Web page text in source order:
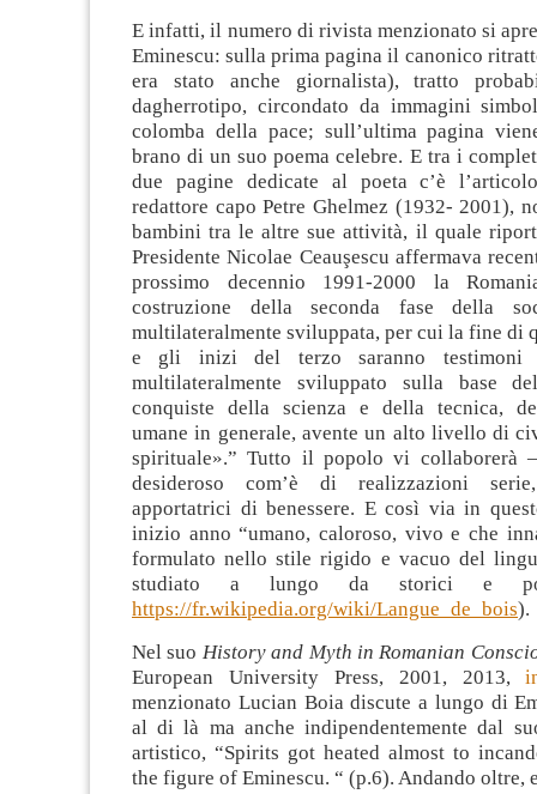
E infatti, il numero di rivista menzionato si
Eminescu: sulla prima pagina il canonico
era stato anche giornalista), tratto
dagherrotipo, circondato da immagini
colomba della pace; sull’ultima pagina
brano di un suo poema celebre. E tra i
due pagine dedicate al poeta c’è
redattore capo Petre Ghelmez (1932- 2001),
bambini tra le altre sue attività, il quale
Presidente Nicolae Ceauşescu affermava
prossimo decennio 1991-2000 la
costruzione della seconda fase della
multilateralmente sviluppata, per cui la fine di
e gli inizi del terzo saranno testimoni
multilateralmente sviluppato sulla base
conquiste della scienza e della tecnica,
umane in generale, avente un alto livello di
spirituale».” Tutto il popolo vi collaborerà
desideroso com’è di realizzazioni
apportatrici di benessere. E così via in
inizio anno “umano, caloroso, vivo e che
formulato nello stile rigido e vacuo del
studiato a lungo da storici e
https://fr.wikipedia.org/wiki/Langue_de_bois).
Nel suo History and Myth in Romanian
European University Press, 2001, 2013,
menzionato Lucian Boia discute a lungo di
al di là ma anche indipendentemente dal
artistico, “Spirits got heated almost to
the figure of Eminescu. “ (p.6). Andando oltre,